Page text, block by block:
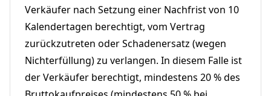
Verkäufer nach Setzung einer Nachfrist von 10
Kalendertagen berechtigt, vom Vertrag
zurückzutreten oder Schadenersatz (wegen
Nichterfüllung) zu verlangen. In diesem Falle ist
der Verkäufer berechtigt, mindestens 20 % des